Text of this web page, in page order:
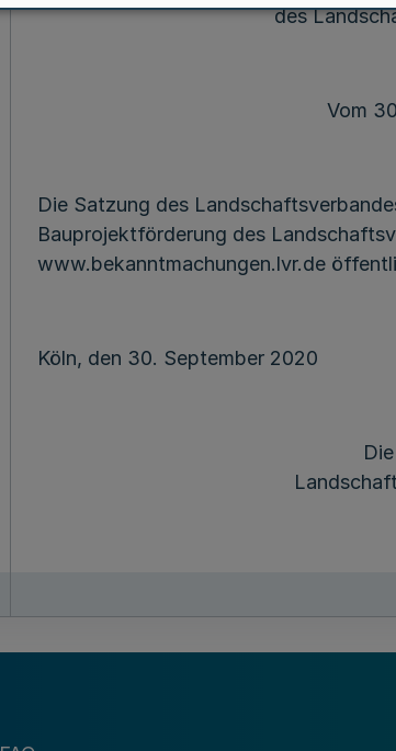
des
Vom
Die Satzung des
Bauprojektförderung des
www.bekanntmachungen.lvr.de
Köln, den 30. September 2020